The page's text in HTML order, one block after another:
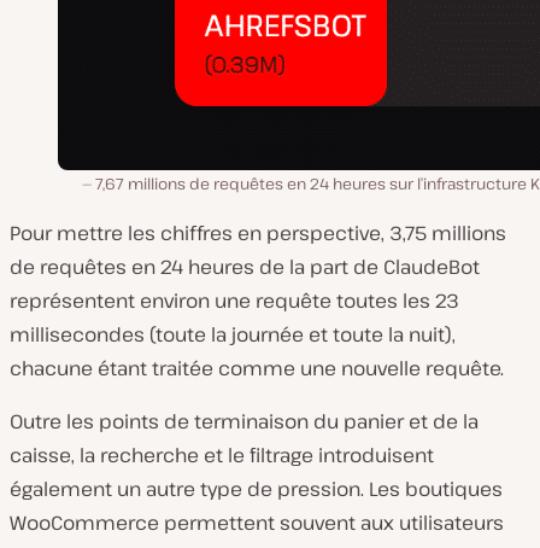
7,67 millions de requêtes en 24 heures sur l’infrastructure
Pour mettre les chiffres en perspective, 3,75 millions
de requêtes en 24 heures de la part de ClaudeBot
représentent environ une requête toutes les 23
millisecondes (toute la journée et toute la nuit),
chacune étant traitée comme une nouvelle requête.
Outre les points de terminaison du panier et de la
caisse, la recherche et le filtrage introduisent
également un autre type de pression. Les boutiques
WooCommerce permettent souvent aux utilisateurs